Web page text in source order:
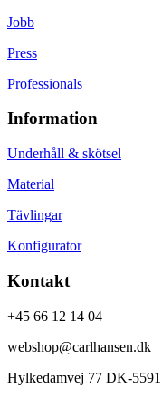
Jobb
Press
Professionals
Information
Underhåll & skötsel
Material
Tävlingar
Konfigurator
Kontakt
+45 66 12 14 04
webshop@carlhansen.dk
Hylkedamvej 77 DK-